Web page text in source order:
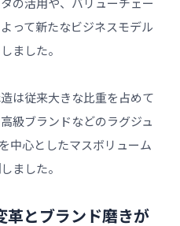
の活用や、バリューチェー
って新たなビジネスモデル
ました。
は従来大きな比重を占めて
級ブランドなどのラグジュ
中心としたマスボリューム
ました。
革とブランド磨きが